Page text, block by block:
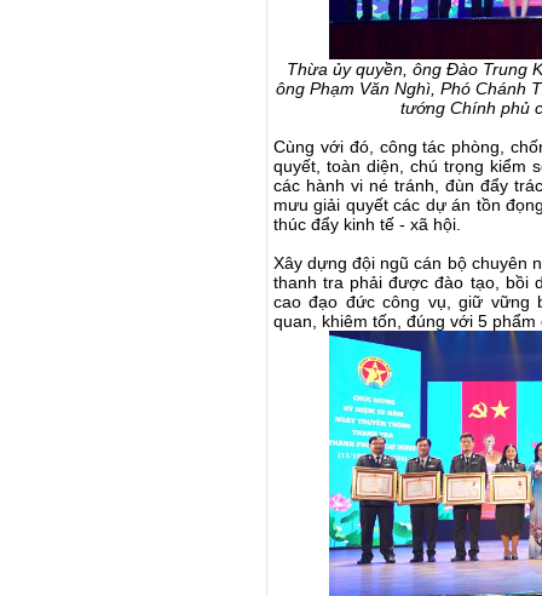
Thừa ủy quyền, ông Đào Trung
ông Phạm Văn Nghì, Phó Chánh
tướng Chính phủ
Cùng với đó, công tác phòng,
quyết, toàn diện, chú trọng kiểm
các hành vi né tránh, đùn đẩy
mưu giải quyết các dự án tồn
thúc đẩy kinh tế - xã hội.
Xây dựng đội ngũ cán bộ chuyên
thanh tra phải được đào tạo, bồi
cao đạo đức công vụ, giữ vững
quan, khiêm tốn, đúng với 5